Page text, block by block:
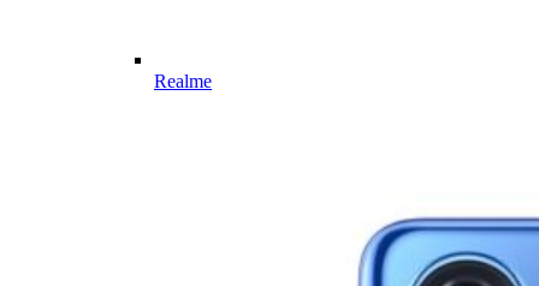
Realme